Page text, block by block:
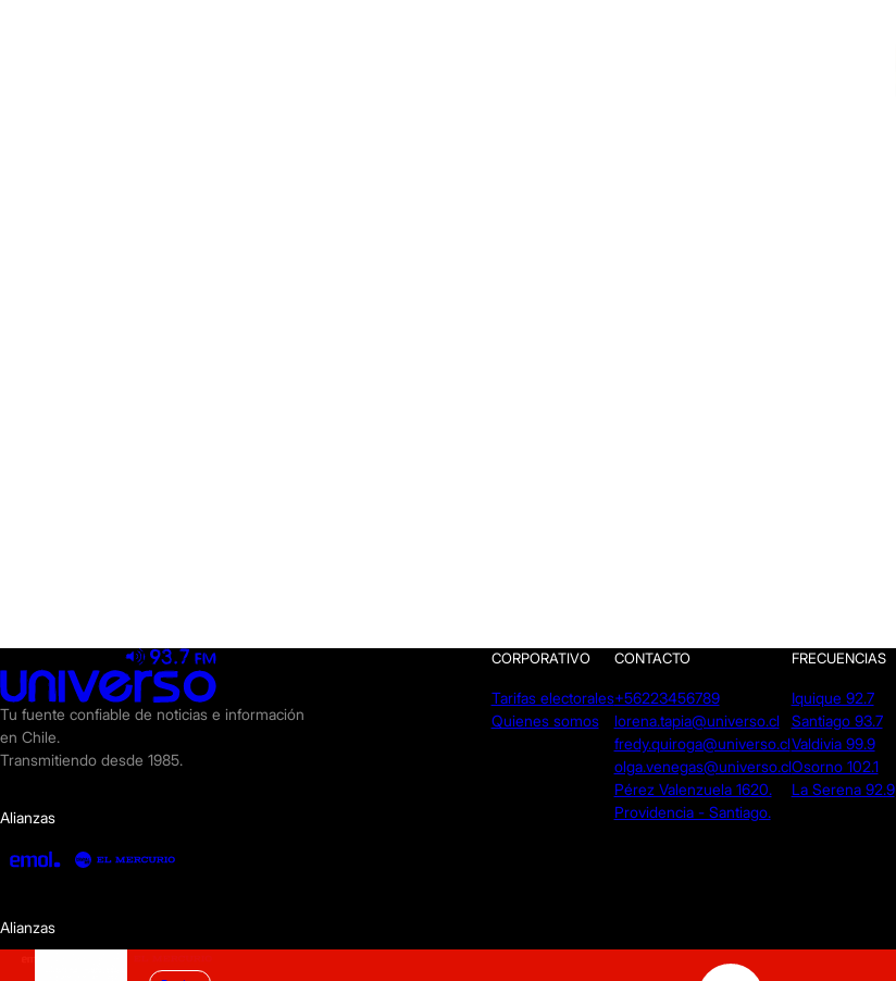
Tu fuente confiable de noticias e información
en Chile.
Transmitiendo desde 1985.
Alianzas
CORPORATIVO
Tarifas electorales
Quienes somos
CONTACTO
+56223456789
lorena.tapia@universo.cl
fredy.quiroga@universo.cl
olga.venegas@universo.cl
Pérez Valenzuela 1620.
Providencia - Santiago.
FRECUENCIAS
Iquique 92.7
Santiago 93.7
Valdivia 99.9
Osorno 102.1
La Serena 92.9
Alianzas